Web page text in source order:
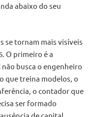
abaixo do seu
se tornam mais visíveis
O primeiro é a
busca o engenheiro
que treina modelos, o
o contador que
ser formado